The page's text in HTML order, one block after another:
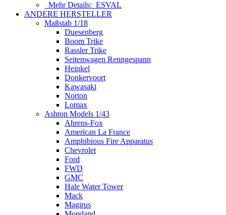
Mehr Details: ESVAL
ANDERE HERSTELLER
Maßstab 1/18
Duesenberg
Boom Trike
Rassler Trike
Seitenwagen Renngespann
Heinkel
Donkervoort
Kawasaki
Norton
Lomax
Ashton Models 1/43
Ahrens-Fox
American La France
Amphibious Fire Apparatus
Chevrolet
Ford
FWD
GMC
Hale Water Tower
Mack
Magirus